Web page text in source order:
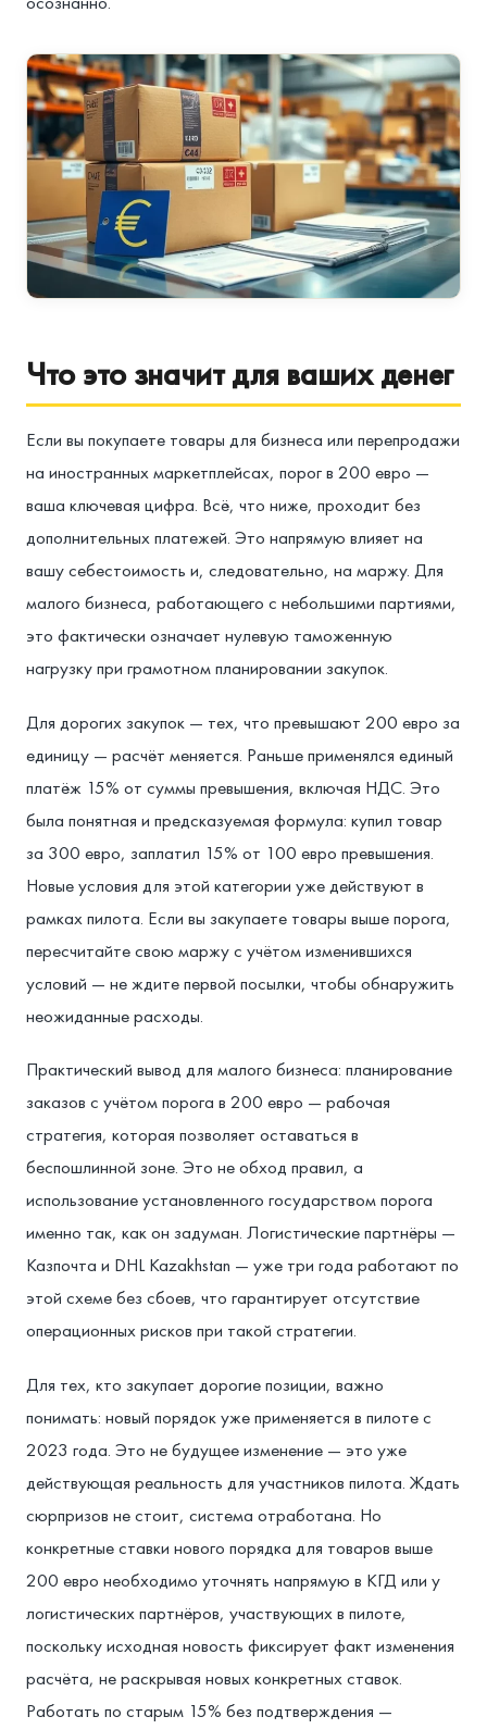
Что это значит для ваших денег
Если вы покупаете товары для бизнеса или перепродажи
на иностранных маркетплейсах, порог в 200 евро —
ваша ключевая цифра. Всё, что ниже, проходит без
дополнительных платежей. Это напрямую влияет на
вашу себестоимость и, следовательно, на маржу. Для
малого бизнеса, работающего с небольшими партиями,
это фактически означает нулевую таможенную
нагрузку при грамотном планировании закупок.
Для дорогих закупок — тех, что превышают 200 евро за
единицу — расчёт меняется. Раньше применялся единый
платёж 15% от суммы превышения, включая НДС. Это
была понятная и предсказуемая формула: купил товар
за 300 евро, заплатил 15% от 100 евро превышения.
Новые условия для этой категории уже действуют в
рамках пилота. Если вы закупаете товары выше порога,
пересчитайте свою маржу с учётом изменившихся
условий — не ждите первой посылки, чтобы обнаружить
неожиданные расходы.
Практический вывод для малого бизнеса: планирование
заказов с учётом порога в 200 евро — рабочая
стратегия, которая позволяет оставаться в
беспошлинной зоне. Это не обход правил, а
использование установленного государством порога
именно так, как он задуман. Логистические партнёры —
Казпочта и DHL Kazakhstan — уже три года работают по
этой схеме без сбоев, что гарантирует отсутствие
операционных рисков при такой стратегии.
Для тех, кто закупает дорогие позиции, важно
понимать: новый порядок уже применяется в пилоте с
2023 года. Это не будущее изменение — это уже
действующая реальность для участников пилота. Ждать
сюрпризов не стоит, система отработана. Но
конкретные ставки нового порядка для товаров выше
200 евро необходимо уточнять напрямую в КГД или у
логистических партнёров, участвующих в пилоте,
поскольку исходная новость фиксирует факт изменения
расчёта, не раскрывая новых конкретных ставок.
Работать по старым 15% без подтверждения —